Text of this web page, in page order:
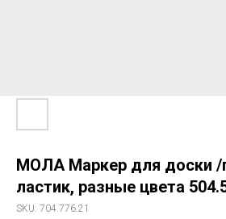
МОЛА Маркер для доски /
ластик, разные цвета
SKU: 704.776.21